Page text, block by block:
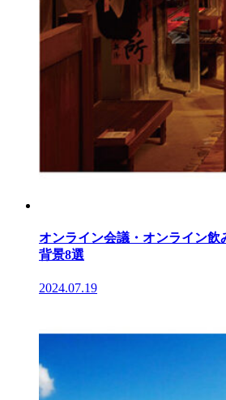
オンライン会議・オンライン飲
背景8選
2024.07.19